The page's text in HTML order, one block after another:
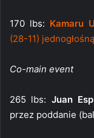
170 lbs: Kamaru
(28-11)
Co-main event
265 lbs: Juan
przez poddanie